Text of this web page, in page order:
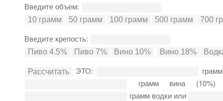
Введите объем:
Введите крепость:
ЭТО:
грамм вина
грамм водки или